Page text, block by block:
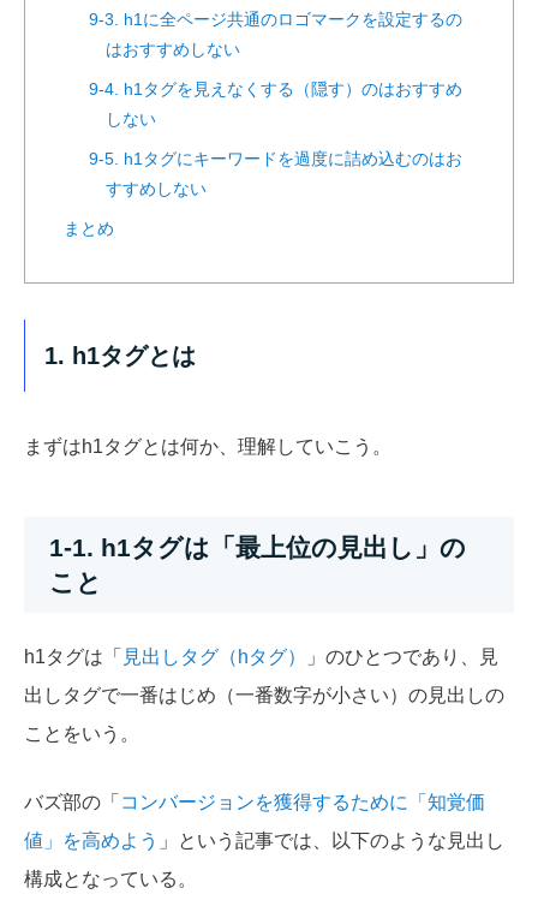
9-3. h1に全ページ共通のロゴマークを設定するの
はおすすめしない
9-4. h1タグを見えなくする（隠す）のはおすすめ
しない
9-5. h1タグにキーワードを過度に詰め込むのはお
すすめしない
まとめ
1. h1タグとは
まずはh1タグとは何か、理解していこう。
1-1. h1タグは「最上位の見出し」の
こと
h1タグは「 見出しタグ（hタグ）
」のひとつであり、見
出しタグで一番はじめ（一番数字が小さい）の見出しの
ことをいう。
バズ部の「 コンバージョンを獲得するために「知覚価
値」を高めよう 」という記事では、以下のような見出し
構成となっている。